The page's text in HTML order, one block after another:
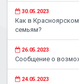
30.05.2023
Как в
семьям?
26.05.2023
Сообщение о
24.05.2023